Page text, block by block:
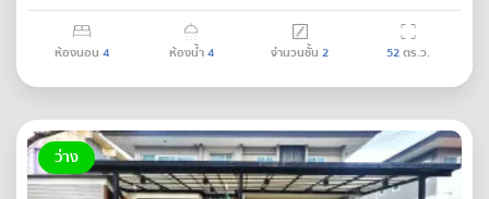
ห้องนอน 4 ห้องน้ำ4 จำนวนชั้น 2 52ตร.ว.
ว่าง